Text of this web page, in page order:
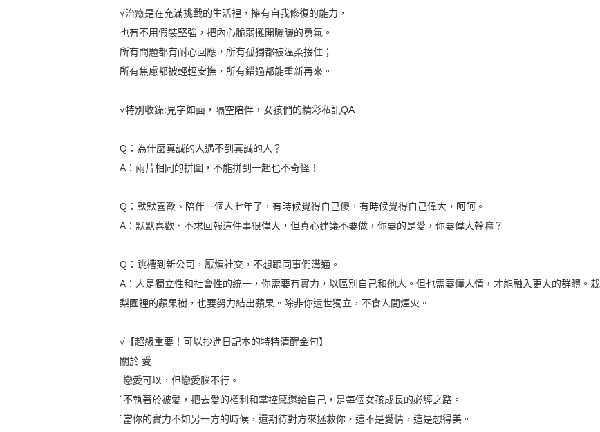
√治癒是在充滿挑戰的生活裡，擁有自我修復的能力，
也有不用假裝堅強，把內心脆弱攤開曬曬的勇氣。
所有問題都有耐心回應，所有孤獨都被溫柔接住；
所有焦慮都被輕輕安撫，所有錯過都能重新再來。
√特別收錄:見字如面，隔空陪伴，女孩們的精彩私訊QA──
Q：為什麼真誠的人遇不到真誠的人？
A：兩片相同的拼圖，不能拼到一起也不奇怪！
Q：默默喜歡、陪伴一個人七年了，有時候覺得自己傻，有時候覺得自己偉大，呵呵。
A：默默喜歡、不求回報這件事很偉大，但真心建議不要做，你要的是愛，你要偉大幹嘛？
Q：跳槽到新公司，厭煩社交，不想跟同事們溝通。
A：人是獨立性和社會性的統一，你需要有實力，以區別自己和他人。但也需要懂人情，才能融入更大的群體。
梨園裡的蘋果樹，也要努力結出蘋果。除非你遺世獨立，不食人間煙火。
√【超級重要！可以抄進日記本的特特清醒金句】
關於 愛
˙戀愛可以，但戀愛腦不行。
˙不執著於被愛，把去愛的權利和掌控感還給自己，是每個女孩成長的必經之路。
˙當你的實力不如另一方的時候，還期待對方來拯救你，這不是愛情，這是想得美。